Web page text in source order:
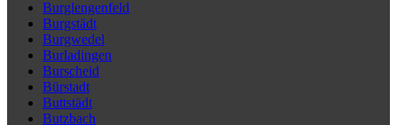
Burglengenfeld
Burgstädt
Burgwedel
Burladingen
Burscheid
Bürstadt
Buttstädt
Butzbach